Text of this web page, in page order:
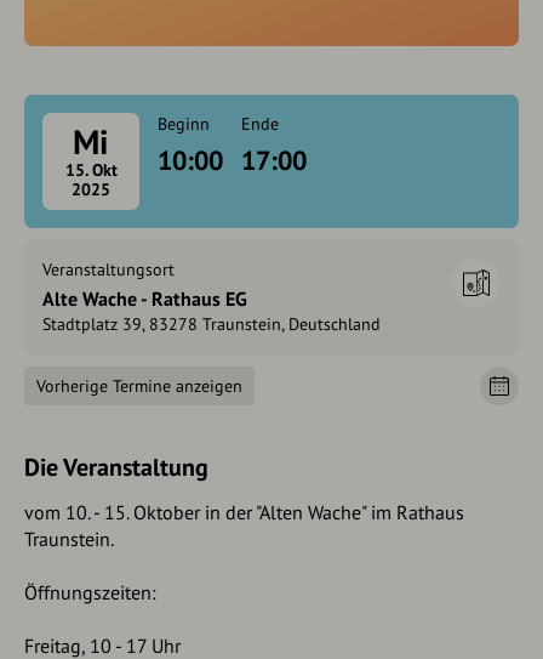
Mi
15. Okt
2025
Beginn
10:00
Ende
17:00
Veranstaltungsort
Alte Wache - Rathaus EG
Stadtplatz 39, 83278 Traunstein, Deutschland
Vorherige Termine anzeigen
Die Veranstaltung
vom 10. - 15. Oktober in der "Alten Wache" im Rathaus
Traunstein.
Öffnungszeiten:
Freitag, 10 - 17 Uhr